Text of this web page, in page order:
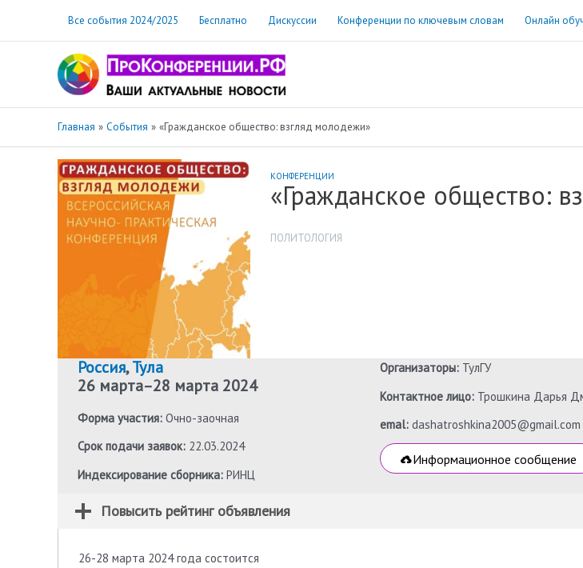
содержимому
Все события 2024/2025 Бесплатно Дискуссии Конференции по ключевым словам Онлайн
Главная События «Гражданское общество: взгляд молодежи»
КОНФЕРЕНЦИИ
«Гражданское общество:
ПОЛИТОЛОГИЯ
Россия,Тула
26 марта–28 марта 2024
Форма участия: Очно-заочная
Срок подачи заявок: 22.03.2024
Индексирование сборника: РИНЦ
Организаторы: ТулГУ
Контактное лицо: Трошкина Дарья
emal:dashatroshkina2005@gmail.com
Информационное сообщение
Повысить рейтинг объявления
26-28 марта 2024 года состоится